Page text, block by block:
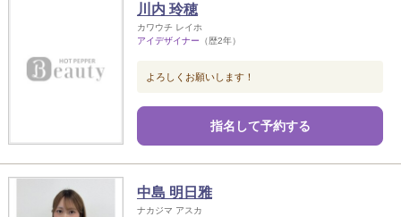
川内 玲穂
カワウチ レイホ
アイデザイナー （歴2年）
よろしくお願いします！
指名して予約する
中島 明日雅
ナカジマ アスカ